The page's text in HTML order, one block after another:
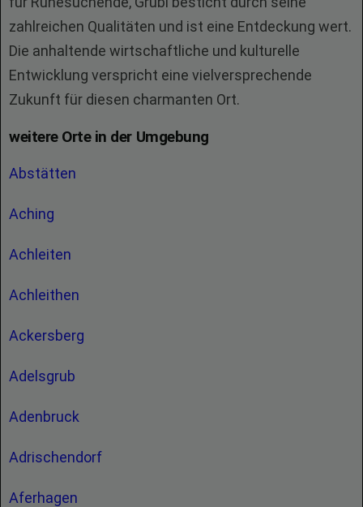
zahlreichen Qualitäten und ist eine Entdeckung wert.
Die anhaltende wirtschaftliche und kulturelle
Entwicklung verspricht eine vielversprechende
Zukunft für diesen charmanten Ort.
weitere Orte in der Umgebung
Abstätten
Aching
Achleiten
Achleithen
Ackersberg
Adelsgrub
Adenbruck
Adrischendorf
Aferhagen